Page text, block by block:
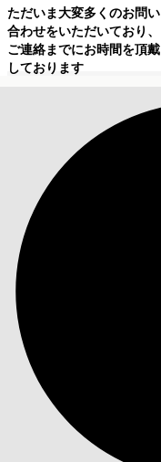
ただいま大変多くのお問い
合わせをいただいており、
ご連絡までにお時間を頂戴
しております
目次